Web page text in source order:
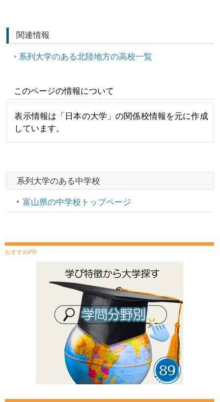
関連情報
系列大学のある北陸地方の高校一覧
このページの情報について
表示情報は「日本の大学」の関係校情報を元に作成
しています。
系列大学のある中学校
富山県の中学校トップページ
おすすめPR